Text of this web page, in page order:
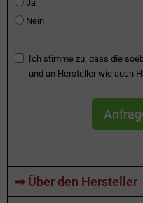
Ja
Nein
Ich stimme zu, dass die
und an Hersteller wie auch
➡ Über den Hersteller